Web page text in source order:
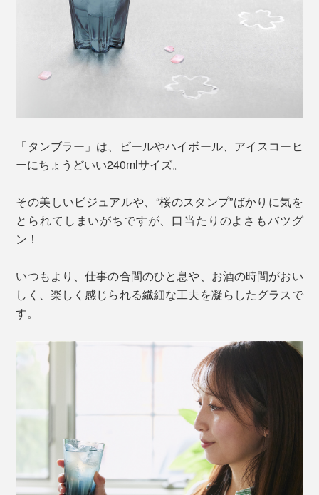
「タンブラー」は、ビールやハイボール、アイスコーヒ
ーにちょうどいい240mlサイズ。
その美しいビジュアルや、“桜のスタンプ”ばかりに気を
とられてしまいがちですが、口当たりのよさもバツグ
ン！
いつもより、仕事の合間のひと息や、お酒の時間がおい
しく、楽しく感じられる繊細な工夫を凝らしたグラスで
す。